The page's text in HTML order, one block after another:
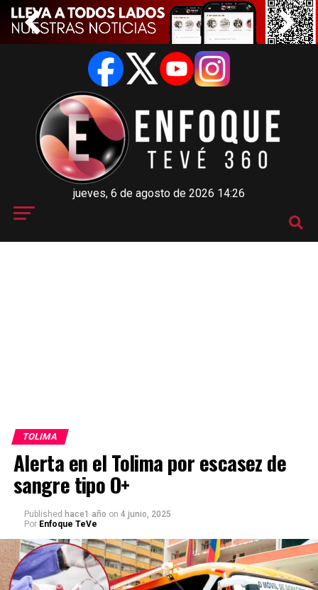
jueves, 6 de agosto de 2026 14:26
TOLIMA
Alerta en el Tolima por escasez de
sangre tipo O+
Published hace1 año on 4 junio, 2025
Por Enfoque TeVe